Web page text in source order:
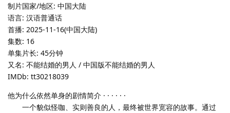
制片国家/地区: 中国大陆
语言: 汉语普通话
首播: 2025-11-16(中国大陆)
集数: 16
单集片长: 45分钟
又名: 不能结婚的男人 / 中国版不能结婚的男人
IMDb: tt30218039
他为什么依然单身的剧情简介 · · · · · ·
一个貌似怪咖、实则善良的人，最终被世界宽容的故事。通过